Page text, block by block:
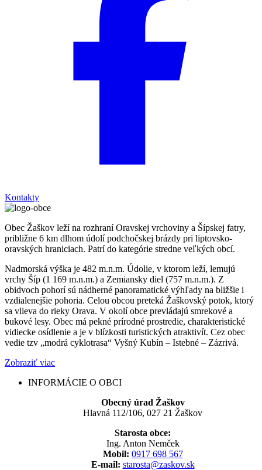
Kontakty
Obec Žaškov leží na rozhraní Oravskej vrchoviny a Šípskej fatry,
približne 6 km dlhom údolí podchočskej brázdy pri liptovsko-
oravských hraniciach. Patrí do kategórie stredne veľkých obcí.
Nadmorská výška je 482 m.n.m. Údolie, v ktorom leží, lemujú
vrchy Šíp (1 169 m.n.m.) a Zemiansky diel (757 m.n.m.). Z
obidvoch pohorí sú nádherné panoramatické výhľady na bližšie i
vzdialenejšie pohoria. Celou obcou preteká Žaškovský potok, ktorý
sa vlieva do rieky Orava. V okolí obce prevládajú smrekové a
bukové lesy. Obec má pekné prírodné prostredie, charakteristické
vidiecke osídlenie a je v blízkosti turistických atraktivít. Cez obec
vedie tzv „modrá cyklotrasa“ Vyšný Kubín – Istebné – Zázrivá.
Zobraziť viac
INFORMÁCIE O OBCI
Obecný úrad Žaškov
Hlavná 112/106, 027 21 Žaškov
Starosta obce:
Ing. Anton Nemček
Mobil: 0917 698 567
E-mail: starosta@zaskov.sk